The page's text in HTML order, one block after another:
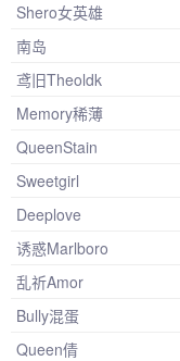
Shero女英雄
南岛
鸢旧Theoldk
Memory稀薄
QueenStain
Sweetgirl
Deeplove
诱惑Marlboro
乱祈Amor
Bully混蛋
Queen倩